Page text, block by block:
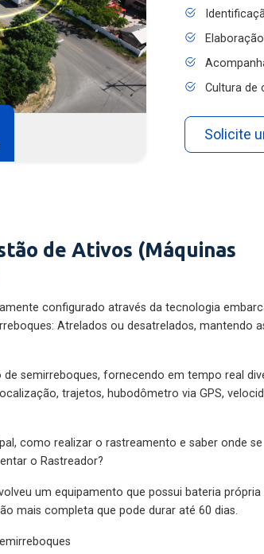
Cultura de
Solicite
de Ativos (Máquinas
configurado através da tecnologia
Atrelados ou desatrelados, mantendo
semirreboques, fornecendo em tempo real
trajetos, hubodômetro via GPS,
como realizar o rastreamento e saber onde se
o Rastreador?
um equipamento que possui bateria própria
mais completa que pode durar até 60 dias.